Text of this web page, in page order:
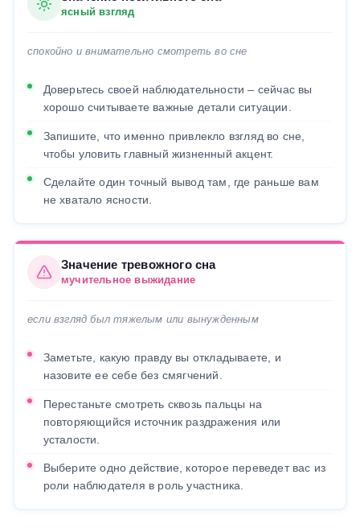
ясный взгляд
спокойно и внимательно смотреть во сне
Доверьтесь своей наблюдательности – сейчас вы
хорошо считываете важные детали ситуации.
Запишите, что именно привлекло взгляд во сне,
чтобы уловить главный жизненный акцент.
Сделайте один точный вывод там, где раньше вам
не хватало ясности.
Значение тревожного сна
мучительное выжидание
если взгляд был тяжелым или вынужденным
Заметьте, какую правду вы откладываете, и
назовите ее себе без смягчений.
Перестаньте смотреть сквозь пальцы на
повторяющийся источник раздражения или
усталости.
Выберите одно действие, которое переведет вас из
роли наблюдателя в роль участника.